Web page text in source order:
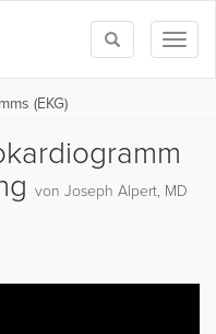
Toggle
search
(EKG)
von Joseph Alpert, MD